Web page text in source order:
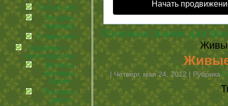
Польза соков
Ресурсы
природы
Стоматология
Здоровье —
залог красоты
Волосы,
ресницы,
брови
Питание и
диеты
Начать
Полезные Знания для
| Четверг, мая 24, 2012 | Рубрика